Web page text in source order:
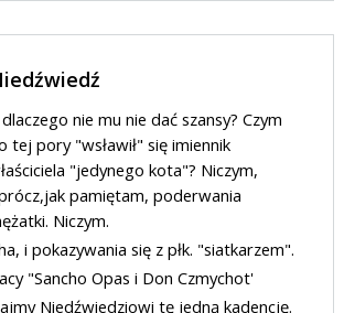
nie mu nie dać szansy? Czym
tej pory "wsławił" się imiennik
"jedynego kota"? Niczym,
pamiętam, poderwania
Niczym.
i pokazywania się z płk. "siatkarzem".
"Sancho Opas i Don Czmychot'
Niedźwiedziowi tę jedną kadencję.